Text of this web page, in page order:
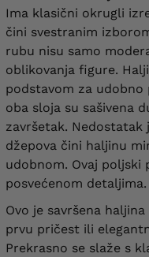
Ima klasični okrugli
čini svestranim
rubu nisu samo
oblikovanja figure.
podstavom za
oba sloja su sašivena
završetak. Nedostatak
džepova čini haljinu
udobnom. Ovaj poljski
posvećenom detaljima.
Ovo je savršena
prvu pričest ili
Prekrasno se slaže s